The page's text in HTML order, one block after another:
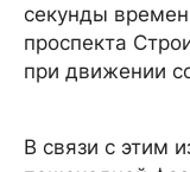
секунды
проспекта
при движении
В связи с этим